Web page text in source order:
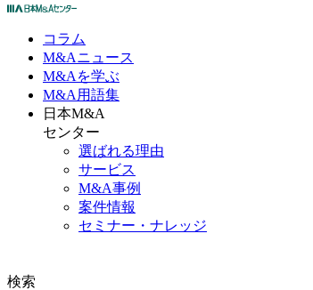
コラム
M&Aニュース
M&Aを学ぶ
M&A 用語集
日本M&A
センター
選ばれる理由
サービス
M&A事例
案件情報
セミナー・ナレッジ
検索